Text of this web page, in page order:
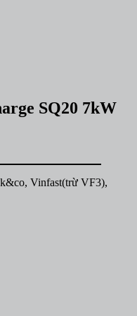
SQ20 7kW
Vinfast(trừ VF3),